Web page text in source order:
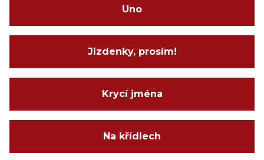
Uno
Jízdenky, prosím!
Krycí jména
Na křídlech